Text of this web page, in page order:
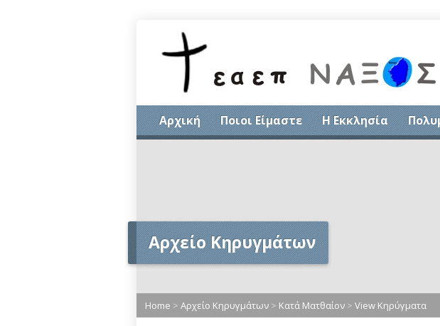
Αρχική Ποιοι Είμαστε Η Εκκλησία
Αρχείο Κηρυγμάτων
Home > Αρχείο Κηρυγμάτων > Κατά Ματθαίον > View Κηρύγματα